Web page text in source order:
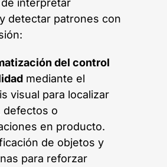
interpretar
detectar patrones con
del control
mediante el
visual para localizar
defectos o
en producto.
de objetos y
para reforzar